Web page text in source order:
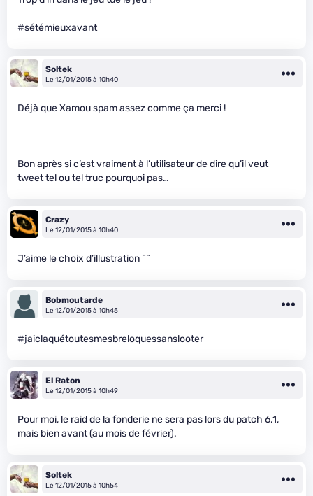
#sétémieuxavant
Soltek
Le 12/01/2015 à 10h40
Déjà que Xamou spam assez comme ça merci !
Bon après si c’est vraiment à l’utilisateur de dire qu’il veut
tweet tel ou tel truc pourquoi pas…
Crazy
Le 12/01/2015 à 10h40
J’aime le choix d’illustration ^^
Bobmoutarde
Le 12/01/2015 à 10h45
#jaiclaquétoutesmesbreloquessanslooter
El Raton
Le 12/01/2015 à 10h49
Pour moi, le raid de la fonderie ne sera pas lors du patch 6.1,
mais bien avant (au mois de février).
Soltek
Le 12/01/2015 à 10h54